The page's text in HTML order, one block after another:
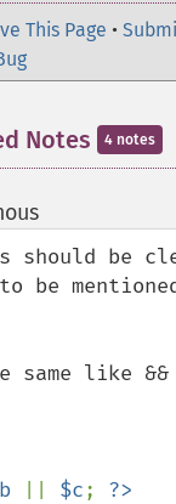
This Page •
Notes 4 notes
¶
should be
be
same like &&
$c;